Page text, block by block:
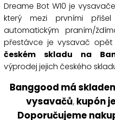
Dreame Bot W10 je
který mezi prvními
automatickým praním/
přestávce je vysavač
českém skladu na
výprodej jejich českého
Banggood má
vysavačů, kupón
Doporučujeme